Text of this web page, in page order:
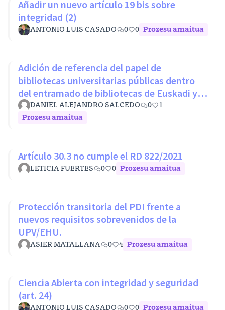
Añadir un nuevo artículo 19 bis sobre
integridad (2)
ANTONIO LUIS CASADO 0 0 Prozesu amaitua
Adición de referencia del papel de
bibliotecas universitarias públicas dentro
del entramado de bibliotecas de Euskadi y
RLPE (Ley 11/2007 26 octubre)
DANIEL ALEJANDRO SALCEDO 0
1
Prozesu amaitua
Artículo 30.3 no cumple el RD 822/2021
LETICIA FUERTES 0 0 Prozesu amaitua
Protección transitoria del PDI frente a
nuevos requisitos sobrevenidos de la
UPV/EHU.
ASIER MATALLANA 0 4 Prozesu amaitua
Ciencia Abierta con integridad y seguridad
(art. 24)
ANTONIO LUIS CASADO 0 0 Prozesu amaitua